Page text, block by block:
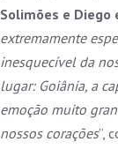
Solimões e Diego
extremamente
inesquecível da
lugar: Goiânia, a
emoção muito
nossos corações”,